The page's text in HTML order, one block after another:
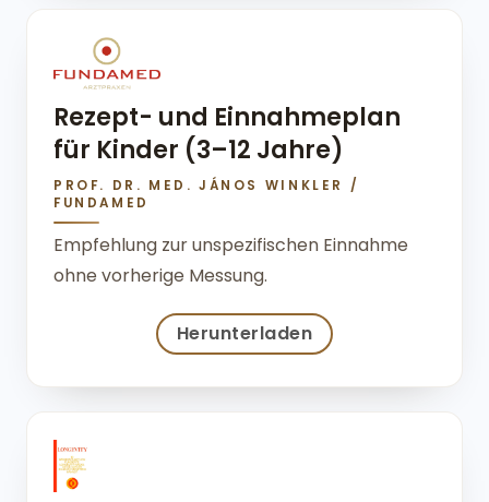
Rezept- und Einnahmeplan
für Kinder (3–12 Jahre)
PROF. DR. MED. JÁNOS WINKLER /
FUNDAMED
Empfehlung zur unspezifischen Einnahme
ohne vorherige Messung.
Herunterladen